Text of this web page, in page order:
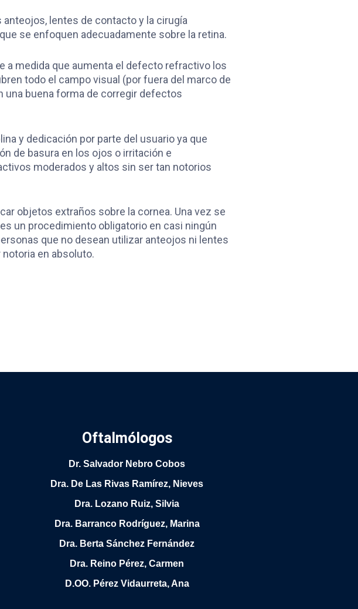
lentes de contacto y la cirugía
se enfoquen adecuadamente sobre la retina.
a medida que aumenta el defecto refractivo los
todo el campo visual (por fuera del marco de
una buena forma de corregir defectos
y dedicación por parte del usuario ya que
de basura en los ojos o irritación e
moderados y altos sin ser tan notorios
objetos extraños sobre la cornea. Una vez se
un procedimiento obligatorio en casi ningún
que no desean utilizar anteojos ni lentes
en absoluto.
Oftalmólogos
Dr. Salvador Nebro Cobos
Dra. De Las Rivas Ramírez, Nieves
Dra. Lozano Ruiz, Silvia
Dra. Barranco Rodríguez, Marina
Dra. Berta Sánchez Fernández
Dra. Reino Pérez, Carmen
D.OO. Pérez Vidaurreta, Ana